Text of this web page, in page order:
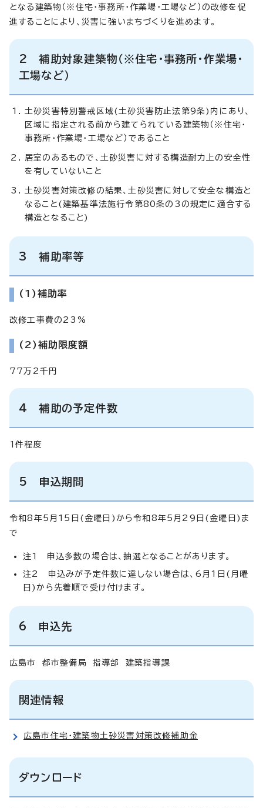
となる建築物（※住宅・事務所・作業場・工場など）の改修を促
進することにより、災害に強いまちづくりを進めます。
2 補助対象建築物（※住宅・事務所・作業場・
工場など）
土砂災害特別警戒区域(土砂災害防止法第9条)内にあり、
区域に指定される前から建てられている建築物（※住宅・
事務所・作業場・工場など）であること
居室のあるもので、土砂災害に対する構造耐力上の安全性
を有していないこと
土砂災害対策改修の結果、土砂災害に対して安全な構造と
なること(建築基準法施行令第80条の3の規定に適合する
構造となること)
3 補助率等
(1)補助率
改修工事費の23%
(2)補助限度額
77万2千円
4 補助の予定件数
1件程度
5 申込期間
令和8年5月15日(金曜日)から令和8年5月29日(金曜日)ま
で
注1 申込多数の場合は、抽選となることがあります。
注2 申込みが予定件数に達しない場合は、6月1日(月曜
日)から先着順で受け付けます。
6 申込先
広島市 都市整備局 指導部 建築指導課
関連情報
広島市住宅・建築物土砂災害対策改修補助金
ダウンロード